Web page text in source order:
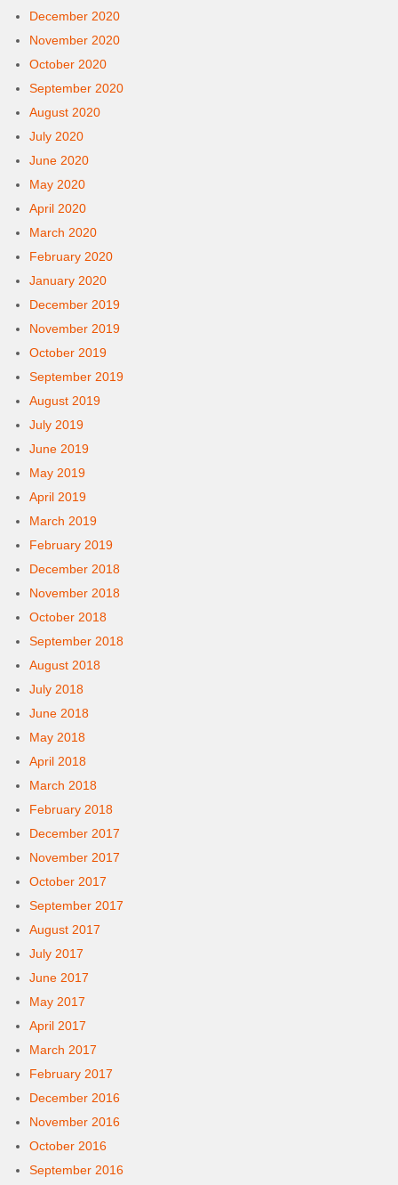
December 2020
November 2020
October 2020
September 2020
August 2020
July 2020
June 2020
May 2020
April 2020
March 2020
February 2020
January 2020
December 2019
November 2019
October 2019
September 2019
August 2019
July 2019
June 2019
May 2019
April 2019
March 2019
February 2019
December 2018
November 2018
October 2018
September 2018
August 2018
July 2018
June 2018
May 2018
April 2018
March 2018
February 2018
December 2017
November 2017
October 2017
September 2017
August 2017
July 2017
June 2017
May 2017
April 2017
March 2017
February 2017
December 2016
November 2016
October 2016
September 2016